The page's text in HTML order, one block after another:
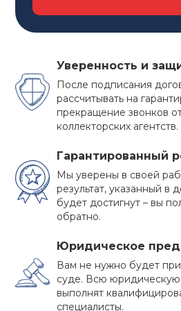
Многие должники не
ответственный шаг как
Уверенность и
После подписания
рассчитывать на
прекращение звонков
коллекторских агентств.
Гарантированный
Мы уверены в своей
результат, указанный в
будет достигнут – вы
обратно.
Юридическое
Вам не нужно будет
суде. Всю юридическую
выполнят
специалисты.